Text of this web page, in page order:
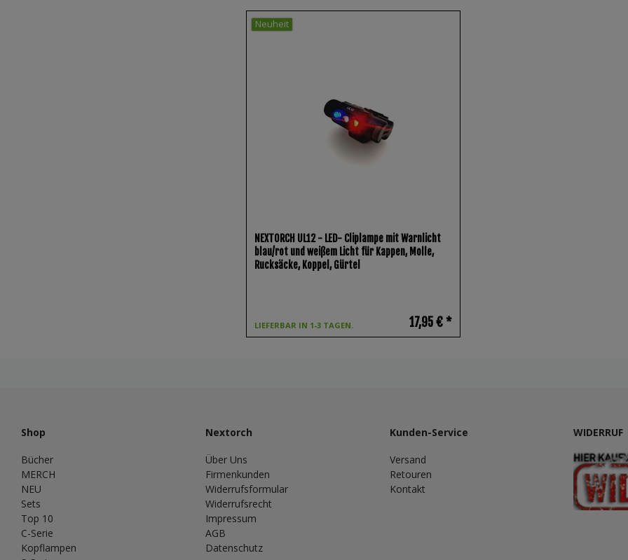
Neuheit
NEXTORCH UL12 - LED- Cliplampe mit Warnlicht
blau/rot und weißem Licht für Kappen, Molle,
Rucksäcke, Koppel, Gürtel
LIEFERBAR IN 1-3 TAGEN. 17,95 € *
Shop
Bücher
MERCH
NEU
Sets
Top 10
C-Serie
Kopflampen
Nextorch
Über Uns
Firmenkunden
Widerrufsformular
Widerrufsrecht
Impressum
AGB
Datenschutz
Kunden-Service
Versand
Retouren
Kontakt
WIDERRUF